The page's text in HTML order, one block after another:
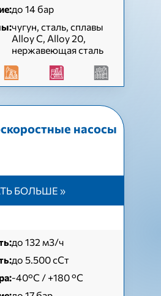
до 14 бар
чугун, сталь, сплавы
Alloy C, Alloy 20,
нержавеющая сталь
насосы
БОЛЬШЕ »
до 132 м3/ч
до 5.500 сСт
-40°C / +180 °C